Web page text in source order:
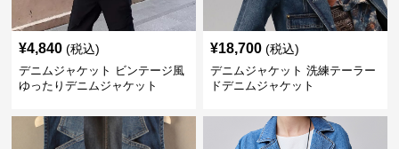
¥4,840 (税込)
デニムジャケット ビンテージ風
ゆったりデニムジャケット
¥18,700 (税込)
デニムジャケット 洗練テーラー
ドデニムジャケット